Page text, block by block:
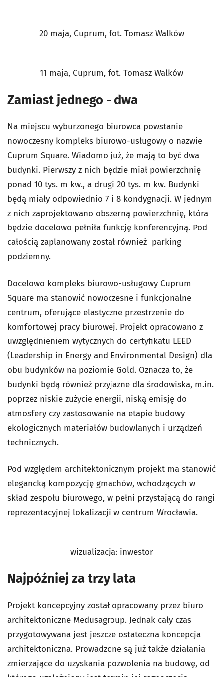
20 maja, Cuprum, fot. Tomasz Walków
11 maja, Cuprum, fot. Tomasz Walków
Zamiast jednego - dwa
Na miejscu wyburzonego biurowca powstanie
nowoczesny kompleks biurowo-usługowy o nazwie
Cuprum Square. Wiadomo już, że mają to być dwa
budynki. Pierwszy z nich będzie miał powierzchnię
ponad 10 tys. m kw., a drugi 20 tys. m kw. Budynki
będą miały odpowiednio 7 i 8 kondygnacji. W jednym
z nich zaprojektowano obszerną powierzchnię, która
będzie docelowo pełniła funkcję konferencyjną. Pod
całością zaplanowany został również parking
podziemny.
Docelowo kompleks biurowo-usługowy Cuprum
Square ma stanowić nowoczesne i funkcjonalne
centrum, oferujące elastyczne przestrzenie do
komfortowej pracy biurowej. Projekt opracowano z
uwzględnieniem wytycznych do certyfikatu LEED
(Leadership in Energy and Environmental Design) dla
obu budynków na poziomie Gold. Oznacza to, że
budynki będą również przyjazne dla środowiska, m.in.
poprzez niskie zużycie energii, niską emisję do
atmosfery czy zastosowanie na etapie budowy
ekologicznych materiałów budowlanych i urządzeń
technicznych.
Pod względem architektonicznym projekt ma stanowić
elegancką kompozycję gmachów, wchodzących w
skład zespołu biurowego, w pełni przystającą do rangi
reprezentacyjnej lokalizacji w centrum Wrocławia.
wizualizacja: inwestor
Najpóźniej za trzy lata
Projekt koncepcyjny został opracowany przez biuro
architektoniczne Medusagroup. Jednak cały czas
przygotowywana jest jeszcze ostateczna koncepcja
architektoniczna. Prowadzone są już także działania
zmierzające do uzyskania pozwolenia na budowę, od